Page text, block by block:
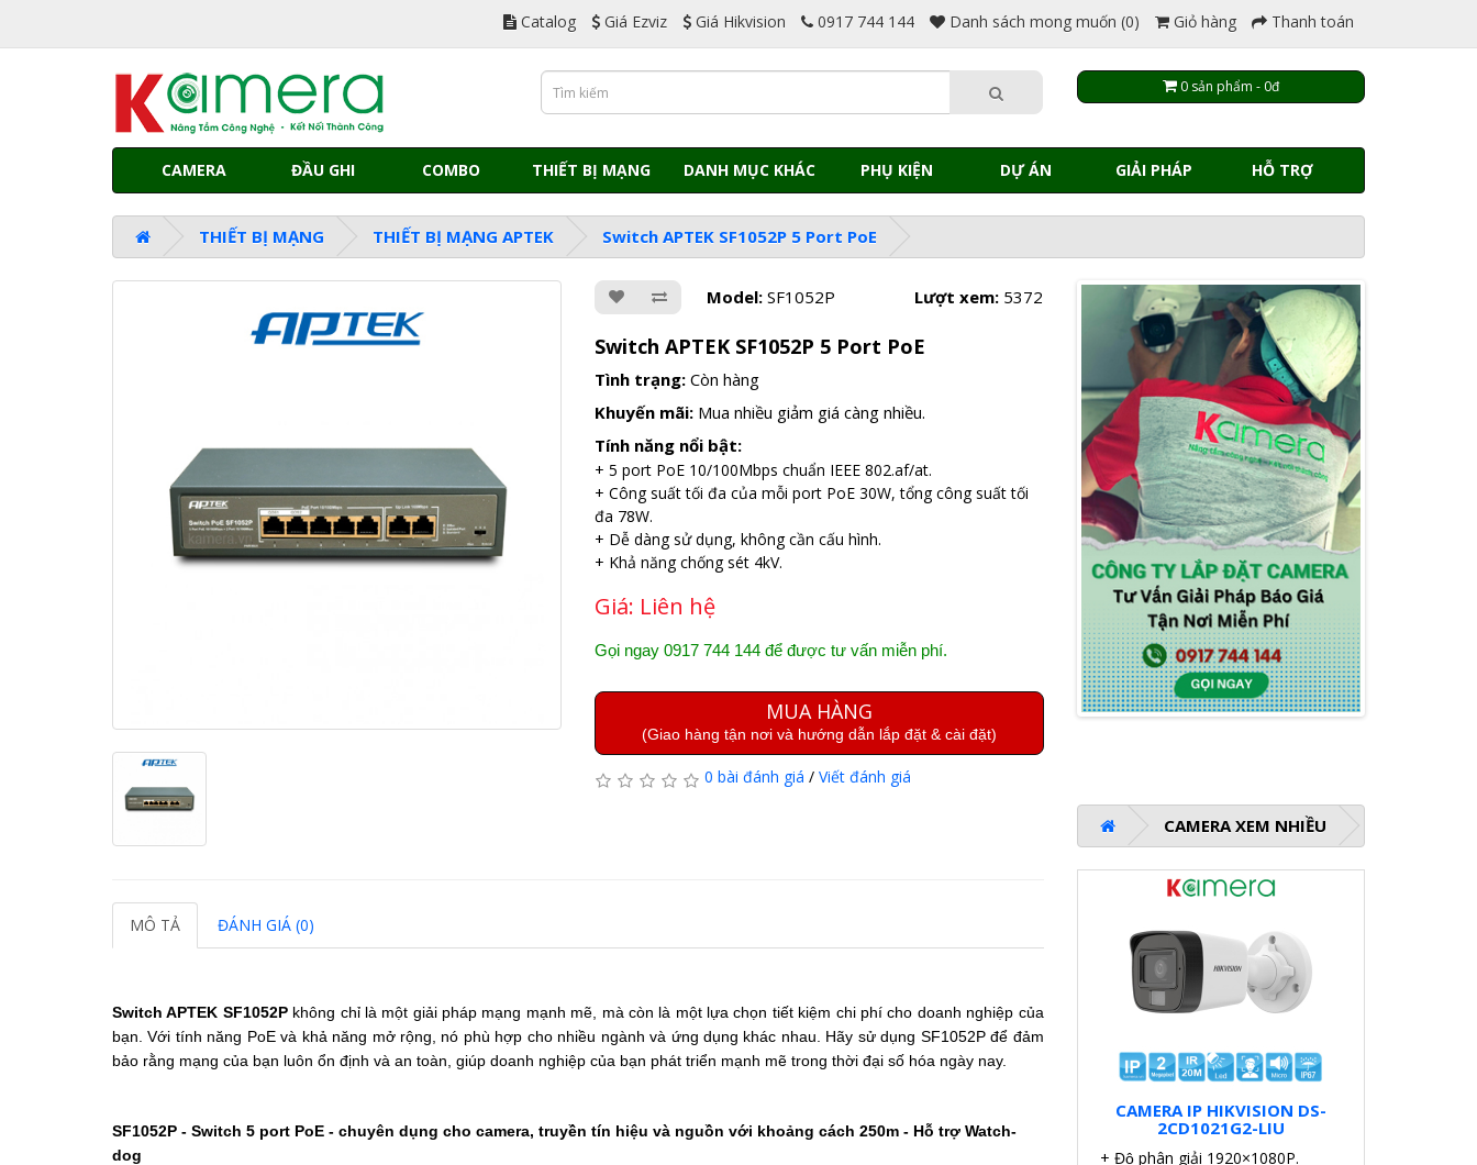
Catalog Giá Ezviz Giá Hikvision 0917 744 144 Danh sách mong muốn (0) Giỏ hàng Thanh toán
0 sản phẩm - 0đ
CAMERA ĐẦU GHI COMBO THIẾT BỊ MẠNG DANH MỤC KHÁC PHỤ KIỆN DỰ ÁN GIẢI PHÁP HỖ TRỢ
THIẾT BỊ MẠNG THIẾT BỊ MẠNG APTEK Switch APTEK SF1052P 5 Port PoE
Model: SF1052P Lượt xem: 5372
Switch APTEK SF1052P 5 Port PoE
Tình trạng: Còn hàng
Khuyến mãi: Mua nhiều giảm giá càng nhiều.
Tính năng nổi bật:
+ 5 port PoE 10/100Mbps chuẩn IEEE 802.af/at.
+ Công suất tối đa của mỗi port PoE 30W, tổng công suất tối
đa 78W.
+ Dễ dàng sử dụng, không cần cấu hình.
+ Khả năng chống sét 4kV.
Giá: Liên hệ
Gọi ngay 0917 744 144 để được tư vấn miễn phí.
MUA HÀNG
(Giao hàng tận nơi và hướng dẫn lắp đặt & cài đặt)
0 bài đánh giá / Viết đánh giá
MÔ TẢ ĐÁNH GIÁ (0)
Switch APTEK SF1052Pkhông chỉ là một giải pháp mạng mạnh mẽ, mà còn là một lựa chọn tiết kiệm chi phí cho doanh nghiệp của
bạn. Với tính năng PoE và khả năng mở rộng, nó phù hợp cho nhiều ngành và ứng dụng khác nhau. Hãy sử dụng SF1052P để đảm
bảo rằng mạng của bạn luôn ổn định và an toàn, giúp doanh nghiệp của bạn phát triển mạnh mẽ trong thời đại số hóa ngày nay.
SF1052P - Switch 5 port PoE - chuyên dụng cho camera, truyền tín hiệu và nguồn với khoảng cách 250m - Hỗ trợ Watch-
dog
CAMERA XEM NHIỀU
CAMERA IP HIKVISION DS-
2CD1021G2-LIU
+ Độ phân giải 1920×1080P.